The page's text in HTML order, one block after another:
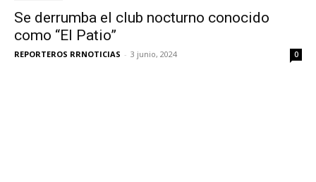
Se derrumba el club nocturno conocido
como “El Patio”
REPORTEROS RRNOTICIAS - 3 junio, 2024 0